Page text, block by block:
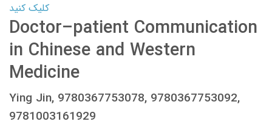
کلیک کنید
Doctor–patient Communication
in Chinese and Western
Medicine
Ying Jin, 9780367753078, 9780367753092,
9781003161929